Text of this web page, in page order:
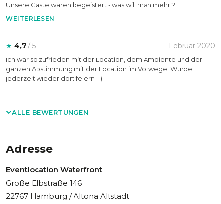
Unsere Gäste waren begeistert - was will man mehr ?
WEITERLESEN
★ 4,7/ 5 Februar 2020
Ich war so zufrieden mit der Location, dem Ambiente und der
ganzen Abstimmung mit der Location im Vorwege. Würde
jederzeit wieder dort feiern ;-)
ALLE BEWERTUNGEN
Adresse
Eventlocation Waterfront
Große Elbstraße 146
22767 Hamburg / Altona Altstadt